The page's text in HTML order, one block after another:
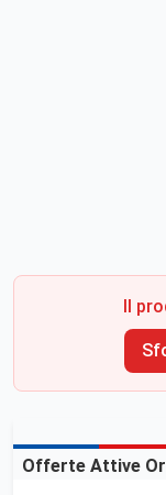
Il
Offerte Attive